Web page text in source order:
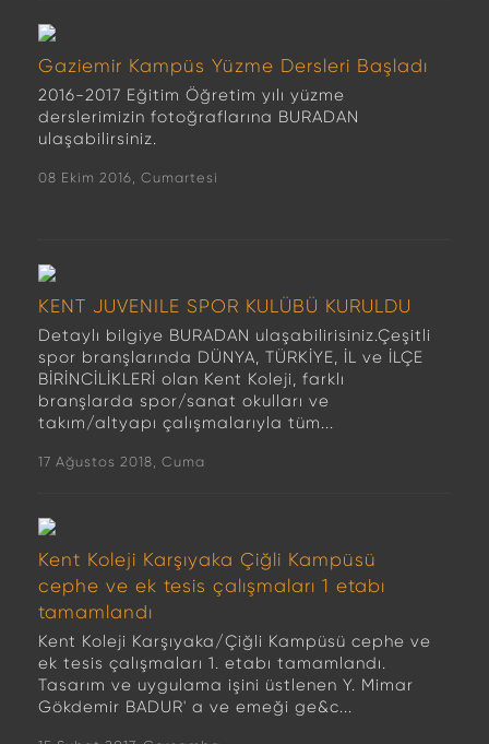
Gaziemir Kampüs Yüzme Dersleri Başladı
2016-2017 Eğitim Öğretim yılı yüzme
derslerimizin fotoğraflarına BURADAN
ulaşabilirsiniz.
08 Ekim 2016, Cumartesi
KENT JUVENILE SPOR KULÜBÜ KURULDU
Detaylı bilgiye BURADAN ulaşabilirisiniz.Çeşitli
spor branşlarında DÜNYA, TÜRKİYE, İL ve İLÇE
BİRİNCİLİKLERİ olan Kent Koleji, farklı
branşlarda spor/sanat okulları ve
takım/altyapı çalışmalarıyla tüm...
17 Ağustos 2018, Cuma
Kent Koleji Karşıyaka Çiğli Kampüsü
cephe ve ek tesis çalışmaları 1 etabı
tamamlandı
Kent Koleji Karşıyaka/Çiğli Kampüsü cephe ve
ek tesis çalışmaları 1. etabı tamamlandı.
Tasarım ve uygulama işini üstlenen Y. Mimar
Gökdemir BADUR' a ve emeği ge&c...